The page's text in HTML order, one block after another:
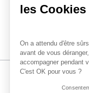
les Cookies
On a attendu d'être
avant de vous
accompagner pendant
C'est OK pour vous ?